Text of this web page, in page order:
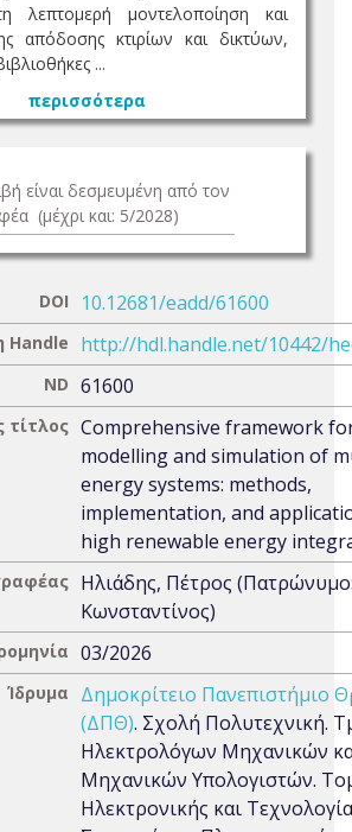
λεπτομερή μοντελοποίηση και
απόδοσης κτιρίων και δικτύων,
...
περισσότερα
είναι δεσμευμένη από τον
(μέχρι και: 5/2028)
DOI 10.12681/eadd/61600
Handle http://hdl.handle.net/10442/
ND 61600
τίτλος Comprehensive framework
modelling and simulation of
energy systems: methods,
implementation, and
high renewable energy
Ηλιάδης, Πέτρος
Κωνσταντίνος)
03/2026
Ίδρυμα
Δημοκρίτειο Πανεπιστήμιο
(ΔΠΘ). Σχολή Πολυτεχνική.
Ηλεκτρολόγων Μηχανικών
Μηχανικών Υπολογιστών.
Ηλεκτρονικής και